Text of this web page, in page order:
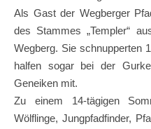
Als Gast der Wegberger
des Stammes „Templer“
Wegberg. Sie schnupperten
halfen sogar bei der
Geneiken mit.
Zu einem 14-tägigen
Wölflinge, Jungpfadfinder,